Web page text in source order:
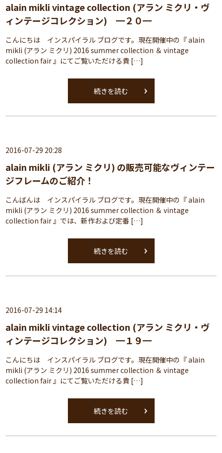
alain mikli vintage collection (アラン ミクリ・ヴ
ィンテージコレクション) ━２０━
こんにちは インスパイラル ブログです。現在開催中の『 alain
mikli (アラン ミクリ) 2016 summer collection ＆ vintage
collection fair 』にてご覧いただける貴 […]
続きを読む
2016-07-29 20:28
alain mikli (アラン ミクリ) の販売可能なヴィンテー
ジフレームのご紹介！
こんばんは インスパイラル ブログです。現在開催中の『 alain
mikli (アラン ミクリ) 2016 summer collection ＆ vintage
collection fair 』では、新作および定番 […]
続きを読む
2016-07-29 14:14
alain mikli vintage collection (アラン ミクリ・ヴ
ィンテージコレクション) ━１９━
こんにちは インスパイラル ブログです。現在開催中の『 alain
mikli (アラン ミクリ) 2016 summer collection ＆ vintage
collection fair 』にてご覧いただける貴 […]
続きを読む